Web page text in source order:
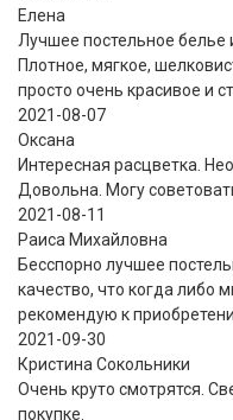
Eлена
Лучшее постельное белье
Плотное, мягкое,
просто очень красивое и
2021-08-07
Оксана
Интересная расцветка.
Довольна. Могу
2021-08-11
Раиса Михайловна
Бесспорно лучшее
качество, что когда либо
рекомендую к
2021-09-30
Кристина Сокольники
Очень круто смотрятся.
покупке.